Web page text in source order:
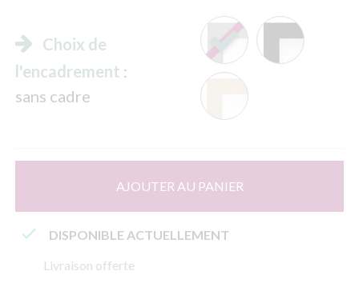
Choix de
l'encadrement :
sans cadre
AJOUTER AU PANIER
 DISPONIBLE ACTUELLEMENT
Livraison offerte